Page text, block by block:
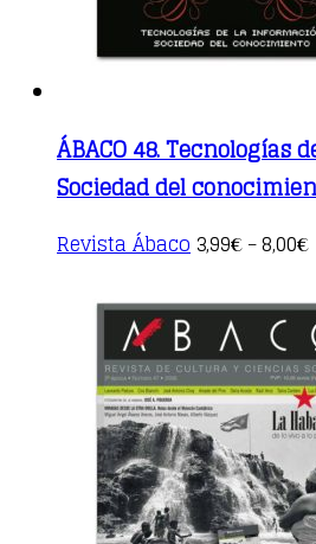
page
ÁBACO 48. Tecnologías
Sociedad del
Revista Ábaco This
product
multiple
variants.
The
options
may
be
chosen
on
the
product
page
3,99€ – 8,00€